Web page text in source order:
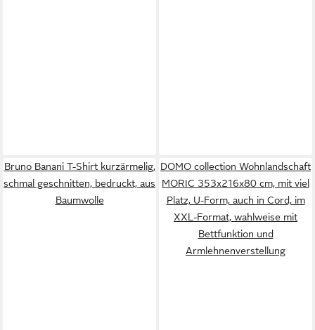
Bruno Banani T-Shirt kurzärmelig,
schmal geschnitten, bedruckt, aus
Baumwolle
DOMO collection Wohnlandschaft
MORIC 353x216x80 cm, mit viel
Platz, U-Form, auch in Cord, im
XXL-Format, wahlweise mit
Bettfunktion und
Armlehnenverstellung